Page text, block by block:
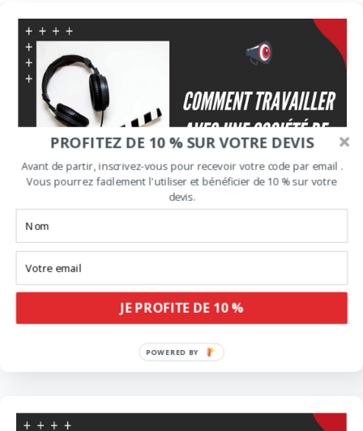
7 conseils pour travailler avec une
société de production audiovisuelle
PROFITEZ DE 10 % SUR VOTRE DEVIS
Avant de partir, inscrivez-vous pour recevoir votre code par email .
Vous pourrez facilement l'utiliser et bénéficier de 10 % sur votre
devis.
JE PROFITE DE 10 %